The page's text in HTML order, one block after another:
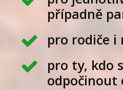
případně
pro rodiče i
pro ty, kdo
odpočinout